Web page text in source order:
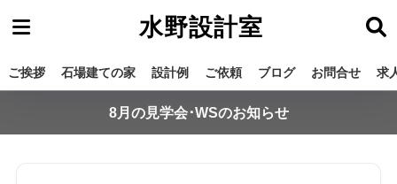
水野設計室
ご挨拶 石場建ての家 設計例 ご依頼 ブログ お問合せ 求
8月の見学会･WSのお知らせ